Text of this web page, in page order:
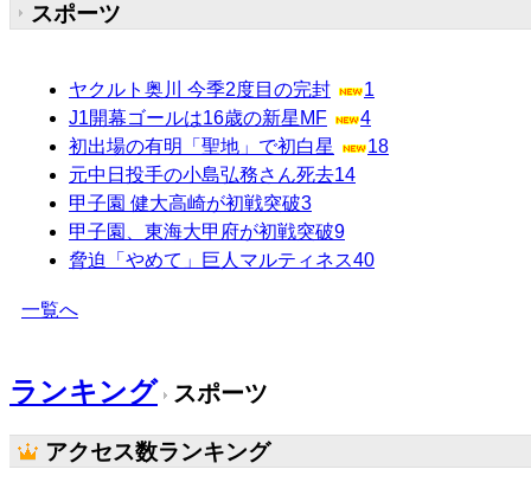
スポーツ
ヤクルト奥川 今季2度目の完封
1
J1開幕ゴールは16歳の新星MF
4
初出場の有明「聖地」で初白星
18
元中日投手の小島弘務さん死去14
甲子園 健大高崎が初戦突破3
甲子園、東海大甲府が初戦突破9
脅迫「やめて」巨人マルティネス40
一覧へ
ランキング スポーツ
アクセス数ランキング